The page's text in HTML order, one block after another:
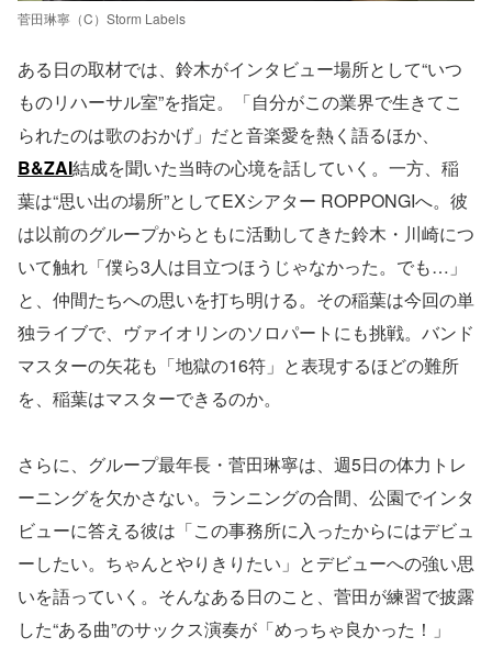
菅田琳寧（C）Storm Labels
ある日の取材では、鈴木がインタビュー場所として“いつ
ものリハーサル室”を指定。「自分がこの業界で生きてこ
られたのは歌のおかげ」だと音楽愛を熱く語るほか、
B&ZAI結成を聞いた当時の心境を話していく。一方、稲
葉は“思い出の場所”としてEXシアター ROPPONGIへ。彼
は以前のグループからともに活動してきた鈴木・川崎につ
いて触れ「僕ら3人は目立つほうじゃなかった。でも…」
と、仲間たちへの思いを打ち明ける。その稲葉は今回の単
独ライブで、ヴァイオリンのソロパートにも挑戦。バンド
マスターの矢花も「地獄の16符」と表現するほどの難所
を、稲葉はマスターできるのか。
さらに、グループ最年⾧・菅田琳寧は、週5日の体力トレ
ーニングを欠かさない。ランニングの合間、公園でインタ
ビューに答える彼は「この事務所に入ったからにはデビュ
ーしたい。ちゃんとやりきりたい」とデビューへの強い思
いを語っていく。そんなある日のこと、菅田が練習で披露
した“ある曲”のサックス演奏が「めっちゃ良かった！」